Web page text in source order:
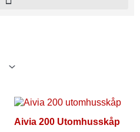
Aivia 200 Utomhusskåp